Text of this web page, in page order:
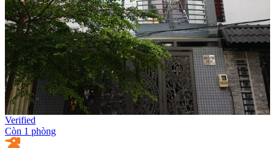
Verified
Còn 1 phòng